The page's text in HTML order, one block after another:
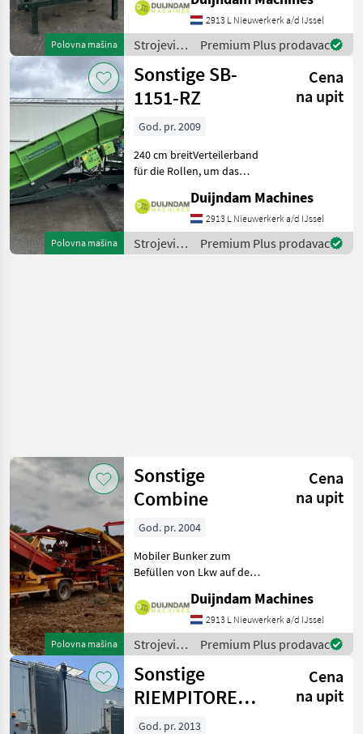
Polovna mašina
Kistenfüller: Die best
KistenfüllungBreite Band 7
2913 L Nieuwerkerk a/d IJssel
Strojevi
za
transport
/ Sonstige
Premium Plus prodavac
Polovna mašina
Sonstige SB-
1151-RZ
Cena
na upit
God. pr. 2009
240 cm breitVerteilerband
für die Rollen, um das
auseinanderzuziehen6
Stahlrollen, (hier und da
eine kleine Delle)Mit
darunterliegendem
Duijndam Machines
2913 L Nieuwerkerk a/d IJssel
Strojevi
za
Premium Plus prodavac
Polovna mašina
Sonstige
Combine
Cena
na upit
God. pr. 2004
Mobiler Bunker zum
Befüllen von Lkw auf dem
hydraulisch ausklappbar
und mit einer Plane
abgedeckt.Ausgestattet mit
Walzenreiniger.Seitliches
Bode
Duijndam Machines
2913 L Nieuwerkerk a/d IJssel
Strojevi
za
transport
/ Sonstige
Premium Plus prodavac
Sonstige
RIEMPITORE
BINS RBC
Cena
na upit
God. pr. 2013